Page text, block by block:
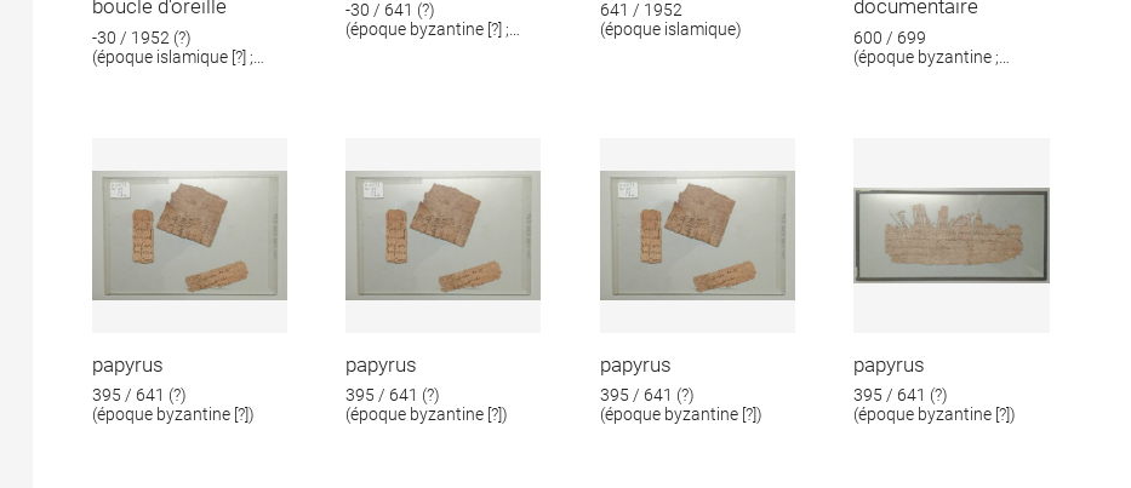
boucle d'oreille
-30 / 1952 (?)
(époque islamique [?] ;
-30 / 641 (?)
(époque byzantine [?] ;
641 / 1952
(époque islamique)
documentaire
600 / 699
(époque byzantine ;
papyrus
395 / 641 (?)
(époque byzantine [?])
papyrus
395 / 641 (?)
(époque byzantine [?])
papyrus
395 / 641 (?)
(époque byzantine [?])
papyrus
395 / 641 (?)
(époque byzantine [?])